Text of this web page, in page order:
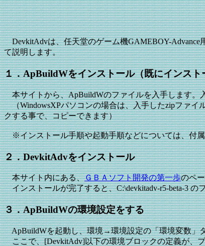
DevkitAdvは、任天堂のゲーム機GAMEBOY-Advance
て説明します。
１．ApBuildWをインストール（既にインスト
本サイトから、ApBuildWのファイルを入手します。
（WindowsXPパソコンの場合は、入手したzipファイ
クする事で、コピーできます）
※インストール手順や起動手順などについては、付属
２．DevkitAdvをインストール
本サイト内にある、ＧＢＡソフト開発の第一歩のペ
インストールが完了すると、C:\devkitadv-r5-beta-3 の
３．ApBuildWの環境設定をする
ApBuildWを起動し、環境→環境設定の「環境変数」
ここで、[DevkitAdv]以下の環境ブロックの定義が、